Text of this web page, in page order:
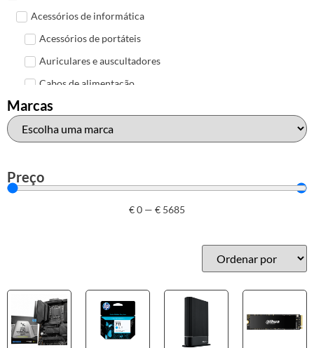
Acessórios de informática
Acessórios de portáteis
Auriculares e auscultadores
Cabos de alimentação
Colunas de Som
Hubs
Mais acessórios USB
HP
Outros acessórios de informática
Marcas
Preço
€0 — € 5685